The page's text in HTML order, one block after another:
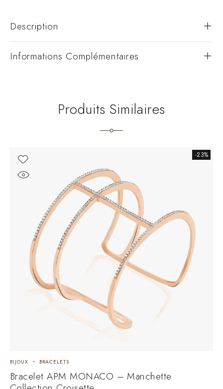
Description
Informations Complémentaires
Produits Similaires
-23%
BIJOUX BRACELETS
Bracelet APM MONACO – Manchette